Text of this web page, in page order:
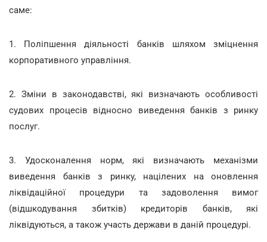
саме:
1. Поліпшення діяльності банків шляхом зміцнення
корпоративного управління.
2. Зміни в законодавстві, які визначають особливості
судових процесів відносно виведення банків з ринку
послуг.
3. Удосконалення норм, які визначають механізми
виведення банків з ринку, націлених на оновлення
ліквідаційної процедури та задоволення вимог
(відшкодування збитків) кредиторів банків, які
ліквідуються, а також участь держави в даній процедурі.